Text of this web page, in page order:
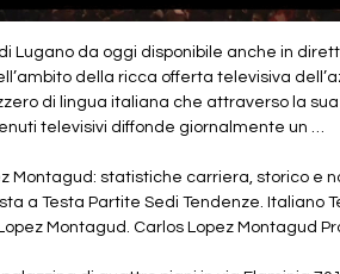
di Serie A si gioca oggi giovedì 10 novembre diretta streaming Verona-Juventus. Gli abbonati a DAZN potranno ...

Diretta Juventus-Verona: formazioni, dove vederla in tv e 28 ott 2023 — La Juventus di Allegri riceve il Verona di Baroni per la 10a giornata di Serie A TIM. Ultime news e link per lo streaming.

Trova le agenzie Zurich a NOVARA con il localizzatore di Assicurazione.it e calcola il preventivo direttamente on line. Questo sito usa cookies, anche di terze parti, e tracciatori di email per raccogliere informazioni statistiche per indirizzare agli utenti messaggi promozionali in linea con le loro preferenze.

In linea generale,. Questo è quanto prevedono gli articoli 18 e 19 della Convenzione contro le doppie imposizioni tra Italia e Svizzera. Le rendite corrisposte da parte dell’Assicurazione Svizzera per la vecchiaia e per i superstiti (rendite AVS) non devono essere dichiarate in Italia.

Calcio: Juniores, Flaminia-Trastevere 0-2 27 Aprile 2019 0 Di Giorgio Zanirato Hits: 90. Questo articolo è già stato letto 230 volte! Blitz esterno dei romani a Civita Castellana; vittoria britannica e qualificazione al turno successivo. Di Giorgio Zanirato.

DIRETTA BENEVENTO-FIORENTINA rojadirecta info streaming. Se proverete a guardare in streaming gratis il match su Rojadirecta, abbandonate ogni speranza visto che il sito è stato oscurato sul territorio nazionale perchè considerato illegale; esistono molti altri siti che offrono lo stesso servizio ma noi consigliamo vivamente di.

Hellas LIVE | Verona Mondiale contro il Cancro Infantile. HELLASLIVE.IT. All'asta le maglie di Hellas Verona-Juventus per la Oggi, giovedì 15 febbraio, si celebra la Giornata Mon.

Picerno-Avellino, dove vedere la sfida in tv e streaming Picerno-Avellino verrà giocata alle 17:30 , ma non avrà alcuna diretta televisiva in chiaro. L’unica modalità per assistere alla sfida in tv è tramite il servizio Google Chromecast , che permette di assistere ai contenuti presenti su …

Andrea Seppi contro Fabio Fognini è il derby italiano che inaugura il tabellone principale del Roland Garros. Cammino difficile per Marco Cecchinato e Lorenzo Sonego.

Video lezioni di matematica. Titolo articolo: Autore: Visite: 01. Matematica: 1 : In un sistema di riferimento cartesiano nel piano, le rette di equazione y=2x+3.

Juventus-Verona, dove vedere la partita in tv: gli orari 28 ott 2023 — La sfida tra Juventus e Verona si gioca oggi live su Sky, sabato 28 ottobre alle 20.45. La partita sarà in diretta su Sky Sport Uno, ...

sostituito un occhio o una cesta di pomodori è diventata una bocca, sulla linea dello stile di Giuseppe Arcimboldi stesso che con gli ortaggi creò i suoi eccellenti e bizzarri ritratti. I bimbi hanno scelto, incollato e, soddisfatti, hanno riso...

Corvino, Forbes, Ganci, Gonzalez, Bernardini i migliori in campo per la squadra di Laterza. Nel Foggia, invece, si salva il solo numero uno con Salines, Cadili, Viscomi e un po’ di Cittadino a stare a debita distanza dalla linea dell’insufficienza.

Canale 9 del digitale terrestre, SKY canale 145, tivùsat canale 9. NOVE è il canale televisivo in chiaro del gruppo Discovery, generalista e contemporaneo, dove scoprire grandi prime serate, show inediti e produzioni originali.

Real Poggiomarino. Biancoblù da record anche nella sconfitta, interrotta una lunga serie positiva. Un buon impatto alla stagione, un ottimo avvio di campionato per il…

Il calendario della 25 giornata di serie A 15 ore fa — diretta streaming su Dazn;. 18:00 Hellas Verona-Juventus diretta tv su Dazn e Zona Dazn (canale 214 di Sky); diretta streaming su Dazn;. 20:45 ...

Statistiche Alianza FC - Municipal Limeno in Apertura. Confronto le quote e pronostici Alianza FC - Municipal Limeno dei nostri tipster Calcio sul bettingexpert

considera le partite giocate in casa in campionato. Dati aggiornati al 15 maggio 2016: Questa pagina raccoglie i dati riguardanti l'Hellas Verona Football Club nelle …

La Dalla Chiesa lo sa! mats ha scritto alle 18:00. Federica Panicucci saluta Rita Dalla Chiesa anche da Domenica 5, “lei lo sa perchè”. Poi la avvisa che il linguaggio adesso sarà un po’ così così, perchè si parla di Grande fratello.

SASSUOLO ROMA STREAMING TV – Oggi, sabato 18 maggio 2019 alle ore 20.30 Sassuolo e Roma scendono in campo al Mapei Stadium nell’anticipo serale della 37esima e penultima giornata della Serie A 2018-2019. LA NOSTRA DIRETTA DI SASSUOLO ROMA.

Il primo match del turno infrasettimanale “natalizio” di Serie A si giocherà alle 12.30 allo Stirpe tra Frosinone e Milan. Frosinone Milan Probabili Formazioni: dove vederla in diretta tv e streaming Una sfida tra squadre che hanno obiettivi diversi ma che stanno vivendo un momento a dir poco difficile.

Mettici alla prova perché noi siamo davvero convinti che i nostri prodotti siano ciò che cercavi…fatti conquistare da UNIQUEPELS! UNIQUEPELS, l'azienda che ha nel suo DNA la ricerca della natura e il fare le cose per